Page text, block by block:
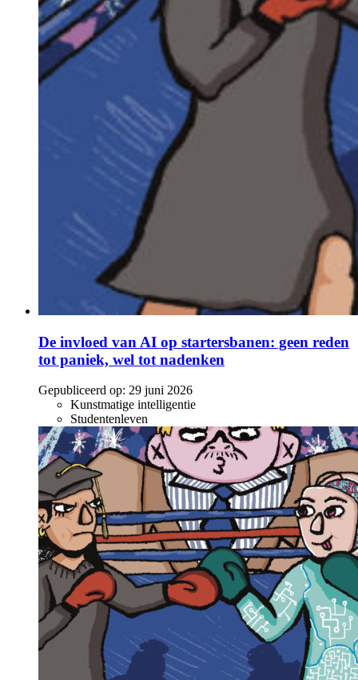
De invloed van AI op startersbanen: geen reden
tot paniek, wel tot nadenken
Gepubliceerd op: 29 juni 2026
Kunstmatige intelligentie
Studentenleven